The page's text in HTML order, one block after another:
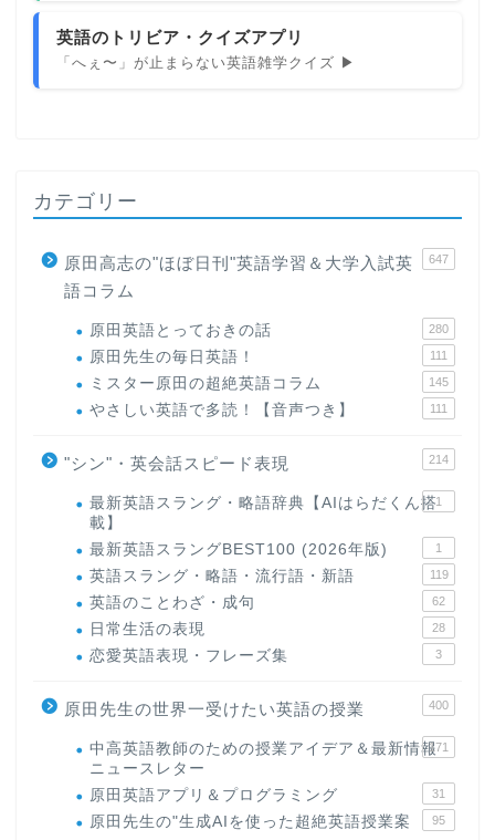
英語のトリビア・クイズアプリ
「へぇ〜」が止まらない英語雑学クイズ ▶
カテゴリー
原田高志の"ほぼ日刊"英語学習＆大学入試英
語コラム
647
原田英語とっておきの話 280
原田先生の毎日英語！ 111
ミスター原田の超絶英語コラム 145
やさしい英語で多読！【音声つき】 111
"シン"・英会話スピード表現 214
最新英語スラング・略語辞典【AIはらだくん搭
載】
1
最新英語スラングBEST100 (2026年版) 1
英語スラング・略語・流行語・新語 119
英語のことわざ・成句 62
日常生活の表現 28
恋愛英語表現・フレーズ集 3
原田先生の世界一受けたい英語の授業 400
中高英語教師のための授業アイデア＆最新情報
ニュースレター
171
原田英語アプリ＆プログラミング 31
原田先生の"生成AIを使った超絶英語授業案 95